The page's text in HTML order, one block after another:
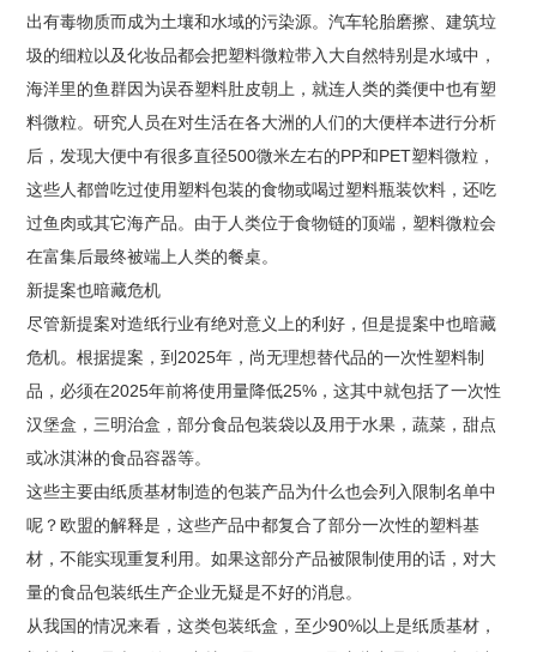
出有毒物质而成为土壤和水域的污染源。汽车轮胎磨擦、建筑垃
圾的细粒以及化妆品都会把塑料微粒带入大自然特别是水域中，
海洋里的鱼群因为误吞塑料肚皮朝上，就连人类的粪便中也有塑
料微粒。研究人员在对生活在各大洲的人们的大便样本进行分析
后，发现大便中有很多直径500微米左右的PP和PET塑料微粒，
这些人都曾吃过使用塑料包装的食物或喝过塑料瓶装饮料，还吃
过鱼肉或其它海产品。由于人类位于食物链的顶端，塑料微粒会
在富集后最终被端上人类的餐桌。
新提案也暗藏危机
尽管新提案对造纸行业有绝对意义上的利好，但是提案中也暗藏
危机。根据提案，到2025年，尚无理想替代品的一次性塑料制
品，必须在2025年前将使用量降低25%，这其中就包括了一次性
汉堡盒，三明治盒，部分食品包装袋以及用于水果，蔬菜，甜点
或冰淇淋的食品容器等。
这些主要由纸质基材制造的包装产品为什么也会列入限制名单中
呢？欧盟的解释是，这些产品中都复合了部分一次性的塑料基
材，不能实现重复利用。如果这部分产品被限制使用的话，对大
量的食品包装纸生产企业无疑是不好的消息。
从我国的情况来看，这类包装纸盒，至少90%以上是纸质基材，